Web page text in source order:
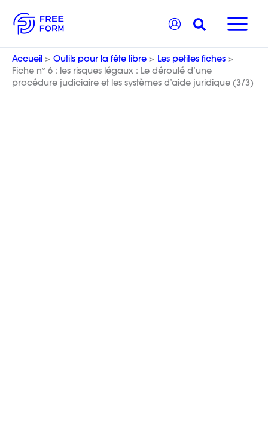
contenu
Accueil Outils pour la fête libre
Les petites fiches
Fiche n° 6 : les risques légaux : Le déroulé d’une
procédure judiciaire et les systèmes d’aide juridique (3/3)